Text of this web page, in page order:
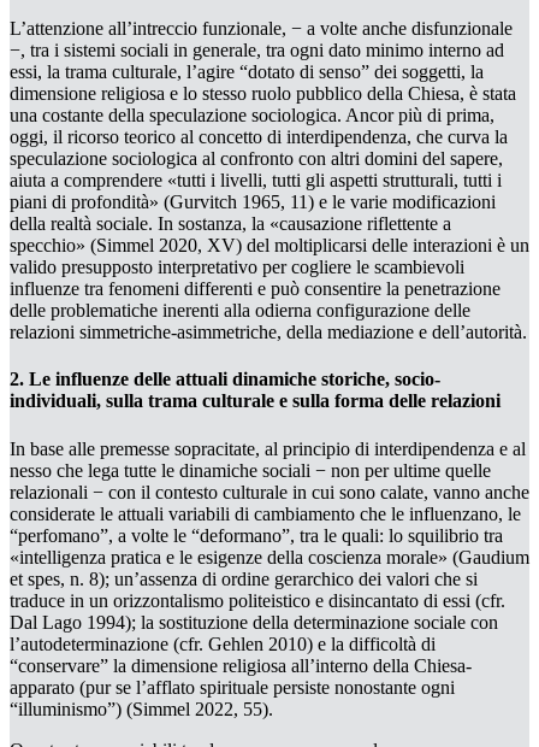
L’attenzione all’intreccio funzionale, − a volte anche disfunzionale
−, tra i sistemi sociali in generale, tra ogni dato minimo interno ad
essi, la trama culturale, l’agire “dotato di senso” dei soggetti, la
dimensione religiosa e lo stesso ruolo pubblico della Chiesa, è stata
una costante della speculazione sociologica. Ancor più di prima,
oggi, il ricorso teorico al concetto di interdipendenza, che curva la
speculazione sociologica al confronto con altri domini del sapere,
aiuta a comprendere «tutti i livelli, tutti gli aspetti strutturali, tutti i
piani di profondità» (Gurvitch 1965, 11) e le varie modificazioni
della realtà sociale. In sostanza, la «causazione riflettente a
specchio» (Simmel 2020, XV) del moltiplicarsi delle interazioni è un
valido presupposto interpretativo per cogliere le scambievoli
influenze tra fenomeni differenti e può consentire la penetrazione
delle problematiche inerenti alla odierna configurazione delle
relazioni simmetriche-asimmetriche, della mediazione e dell’autorità.
2. Le influenze delle attuali dinamiche storiche, socio-
individuali, sulla trama culturale e sulla forma delle relazioni
In base alle premesse sopracitate, al principio di interdipendenza e al
nesso che lega tutte le dinamiche sociali − non per ultime quelle
relazionali − con il contesto culturale in cui sono calate, vanno anche
considerate le attuali variabili di cambiamento che le influenzano, le
“perfomano”, a volte le “deformano”, tra le quali: lo squilibrio tra
«intelligenza pratica e le esigenze della coscienza morale» (Gaudium
et spes, n. 8); un’assenza di ordine gerarchico dei valori che si
traduce in un orizzontalismo politeistico e disincantato di essi (cfr.
Dal Lago 1994); la sostituzione della determinazione sociale con
l’autodeterminazione (cfr. Gehlen 2010) e la difficoltà di
“conservare” la dimensione religiosa all’interno della Chiesa-
apparato (pur se l’afflato spirituale persiste nonostante ogni
“illuminismo”) (Simmel 2022, 55).